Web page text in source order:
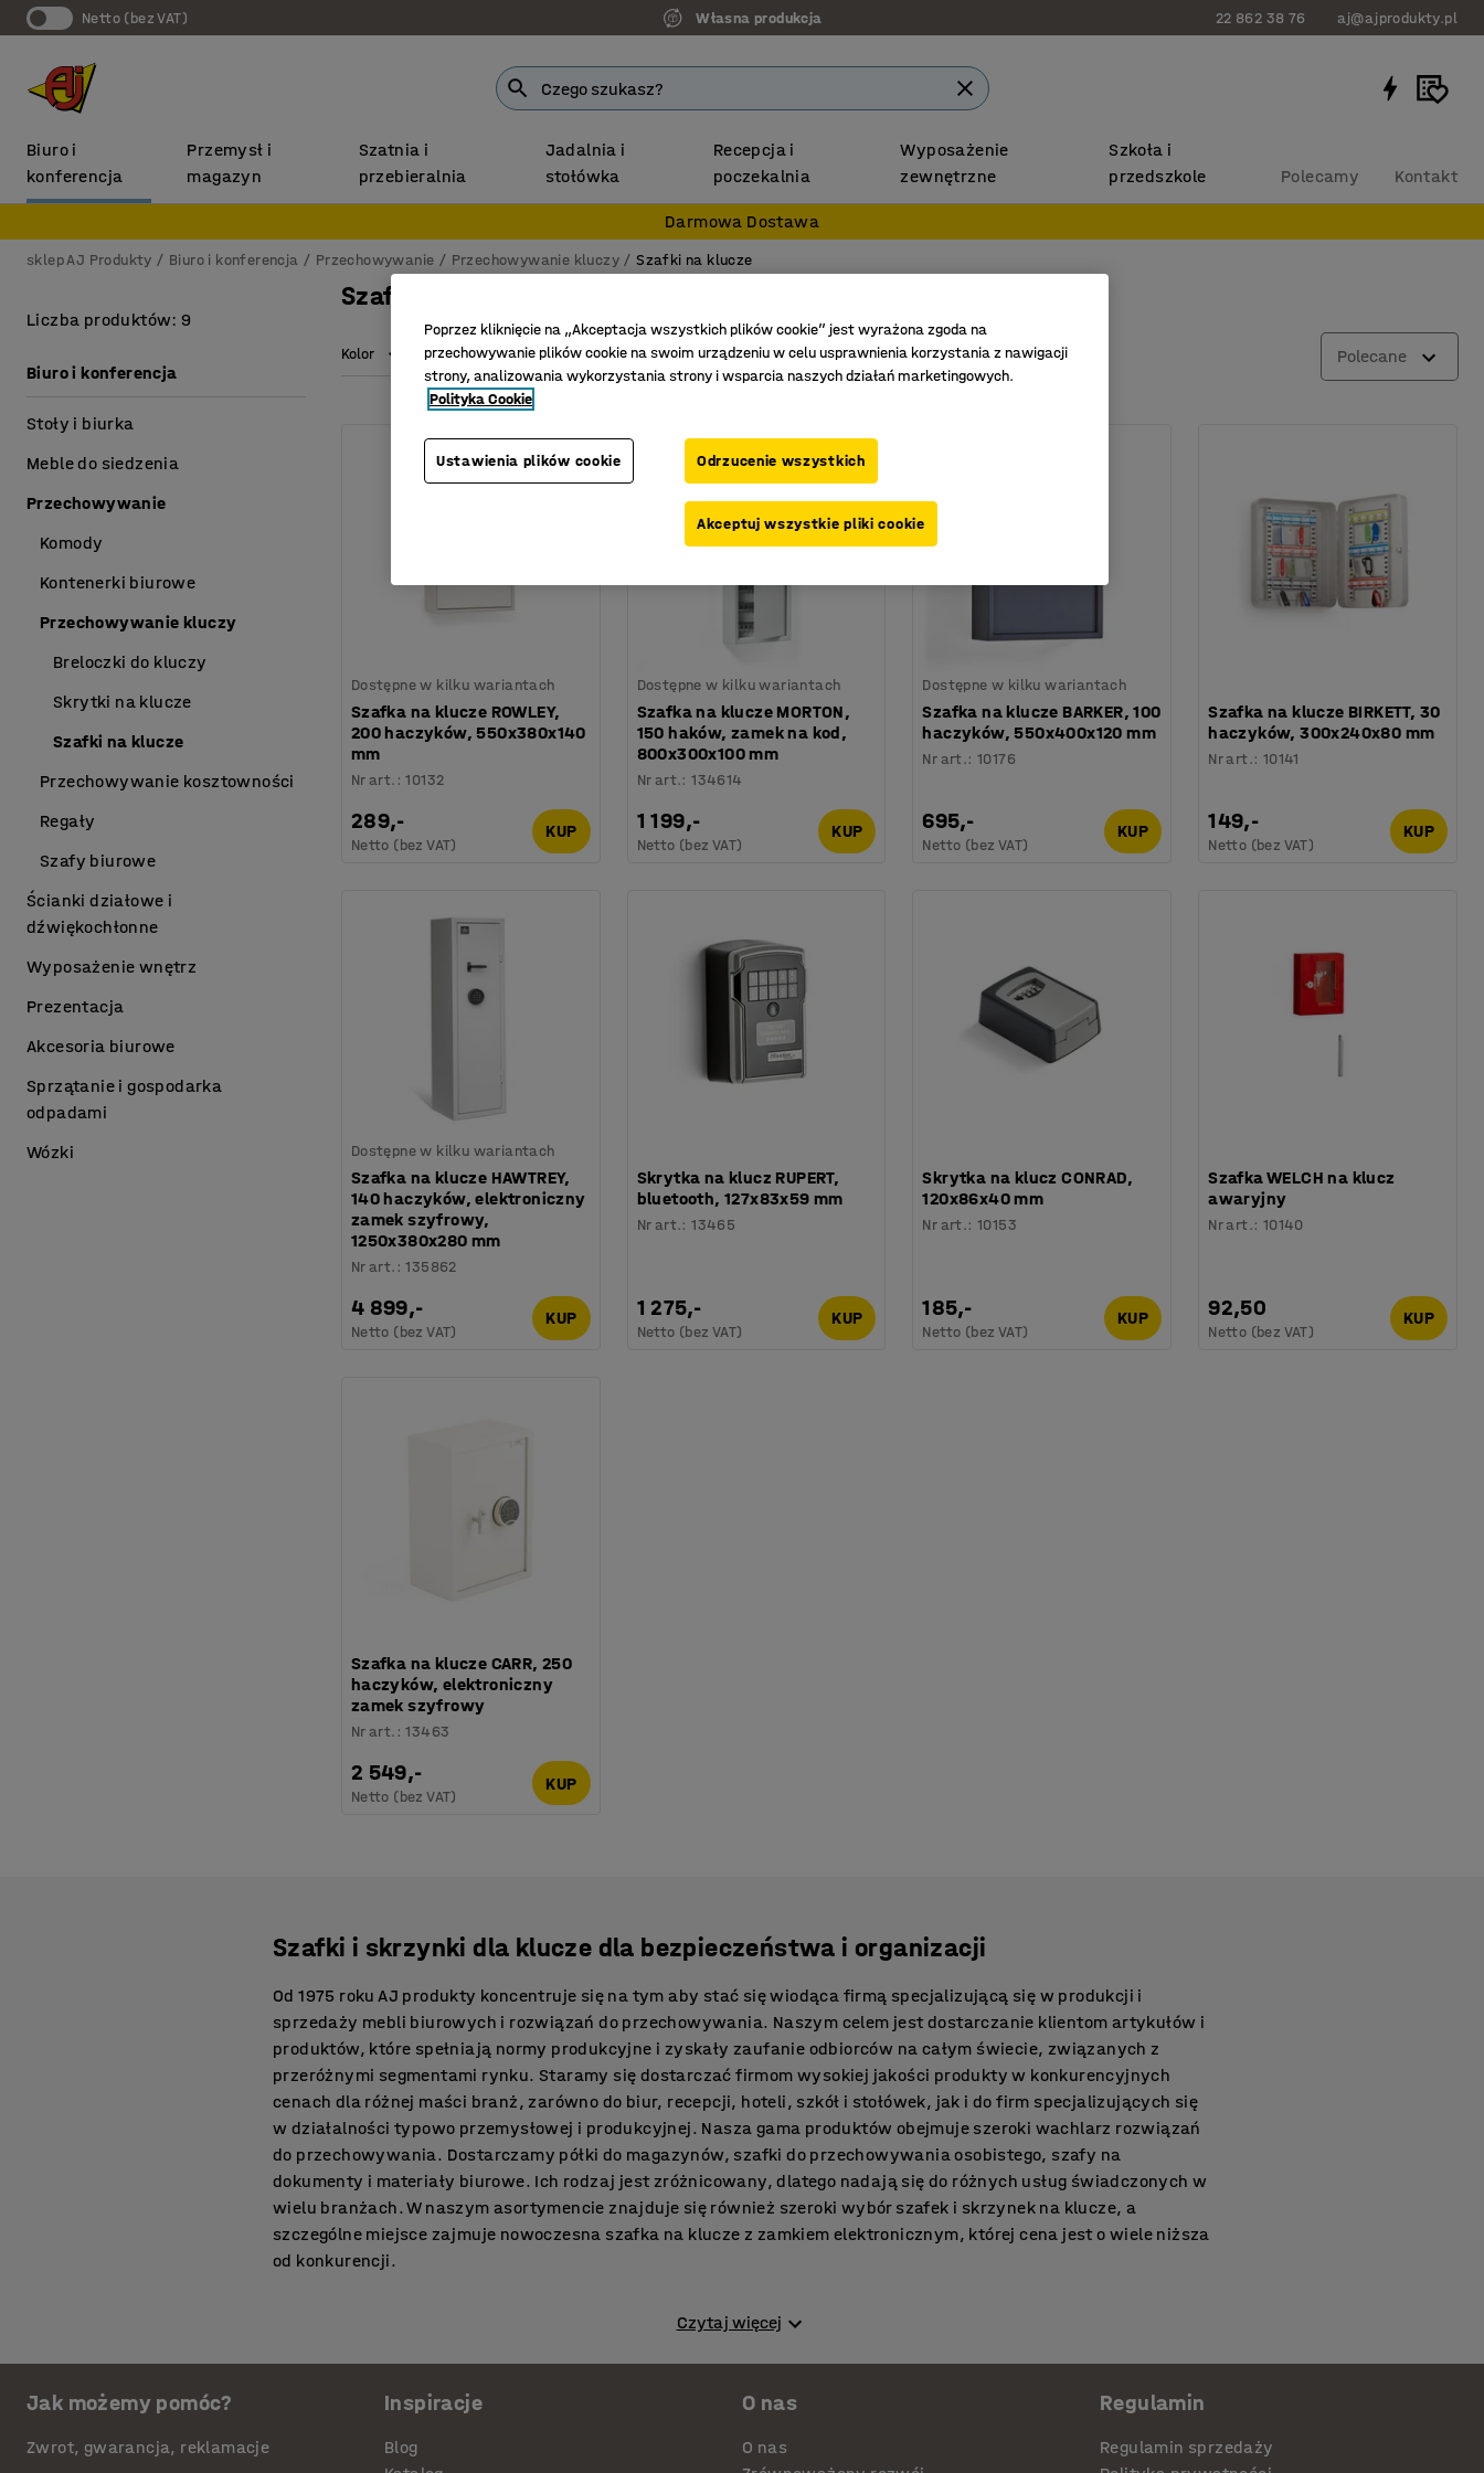
Netto (bez VAT) Własna produkcja 22 862 38 76 aj@ajprodukty.pl
Biuro i
konferencja
Przemysł i
magazyn
Szatnia i
przebieralnia
Jadalnia i
stołówka
Recepcja i
poczekalnia
Wyposażenie
zewnętrzne
Szkoła i
przedszkole
Polecamy Kontakt
Darmowa Dostawa
sklep AJ Produkty Biuro i konferencja Przechowywanie Przechowywanie kluczy Szafki na klucze
Szafki i skrzynki na klucze
Kolor Wysokość Szerokość Głębokość Typ zamka Ilość haczyków Polecane
Dostępne w kilku wariantach
Szafka na klucze ROWLEY,
200 haczyków, 550x380x140
mm
Nr art. :10132
289,-
Netto (bez VAT)
KUP
Dostępne w kilku wariantach
Szafka na klucze MORTON,
150 haków, zamek na kod,
800x300x100 mm
Nr art.:134614
1 199,-
Netto (bez VAT)
KUP
Dostępne w kilku wariantach
Szafka na klucze BARKER, 100
haczyków, 550x400x120 mm
Nr art.:10176
695,-
Netto (bez VAT)
KUP
Szafka na klucze BIRKETT, 30
haczyków, 300x240x80 mm
Nr art.: 10141
149,-
Netto (bez VAT)
KUP
Dostępne w kilku wariantach
Szafka na klucze HAWTREY,
140 haczyków, elektroniczny
zamek szyfrowy,
1250x380x280 mm
Nr art. :135862
4 899,-
Netto (bez VAT)
KUP
Skrytka na klucz RUPERT,
bluetooth, 127x83x59 mm
Nr art.:13465
1 275,-
Netto (bez VAT)
KUP
Skrytka na klucz CONRAD,
120x86x40 mm
Nr art.:10153
185,-
Netto (bez VAT)
KUP
Szafka WELCH na klucz
awaryjny
Nr art.: 10140
92,50
Netto (bez VAT)
KUP
Szafka na klucze CARR, 250
haczyków, elektroniczny
zamek szyfrowy
Nr art. :13463
2 549,-
Netto (bez VAT)
KUP
Liczba produktów: 9
Biuro i konferencja
Stoły i biurka
Meble do siedzenia
Przechowywanie
Komody
Kontenerki biurowe
Przechowywanie kluczy
Breloczki do kluczy
Skrytki na klucze
Szafki na klucze
Przechowywanie kosztowności
Regały
Szafy biurowe
Ścianki działowe i
dźwiękochłonne
Wyposażenie wnętrz
Prezentacja
Akcesoria biurowe
Sprzątanie i gospodarka
odpadami
Wózki
Szafki i skrzynki dla klucze dla bezpieczeństwa i organizacji
Od 1975 roku AJ produkty koncentruje się na tym aby stać się wiodąca firmą specjalizującą się w produkcji i
sprzedaży mebli biurowych i rozwiązań do przechowywania. Naszym celem jest dostarczanie klientom artykułów i
produktów, które spełniają normy produkcyjne i zyskały zaufanie odbiorców na całym świecie, związanych z
przeróżnymi segmentami rynku. Staramy się dostarczać firmom wysokiej jakości produkty w konkurencyjnych
cenach dla różnej maści branż, zarówno do biur, recepcji, hoteli, szkół i stołówek, jak i do firm specjalizujących się
w działalności typowo przemysłowej i produkcyjnej. Nasza gama produktów obejmuje szeroki wachlarz rozwiązań
do przechowywania. Dostarczamy półki do magazynów, szafki do przechowywania osobistego, szafy na
dokumenty i materiały biurowe. Ich rodzaj jest zróżnicowany, dlatego nadają się do różnych usług świadczonych w
wielu branżach. W naszym asortymencie znajduje się również szeroki wybór szafek i skrzynek na klucze, a
szczególne miejsce zajmuje nowoczesna szafka na klucze z zamkiem elektronicznym, której cena jest o wiele niższa
od konkurencji.
bezpiecznym, zamkniętym miejscu z dala od niepowołanych rąk. Wykonanie produktu pozwala na jego długotrwałe
uczelniach wyższych, w hotelach oraz innych obiektach publicznych a nawet w domu. Poniżej wymienione zostały
Czytaj więcej
Jak możemy pomóc?
Zwrot, gwarancja, reklamacje
Inspiracje
Blog
O nas
O nas
Regulamin
Regulamin sprzedaży
Poprzez kliknięcie na „Akceptacja wszystkich plików cookie” jest wyrażona zgoda na
przechowywanie plików cookie na swoim urządzeniu w celu usprawnienia korzystania z nawigacji
strony, analizowania wykorzystania strony i wsparcia naszych działań marketingowych.
Polityka Cookie
Ustawienia plików cookie Odrzucenie wszystkich
Akceptuj wszystkie pliki cookie